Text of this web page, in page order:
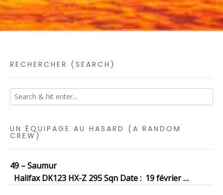
RECHERCHER (SEARCH)
UN ÉQUIPAGE AU HASARD (A RANDOM
CREW)
49 – Saumur
Halifax DK123 HX-Z 295 Sqn Date : 19 février …